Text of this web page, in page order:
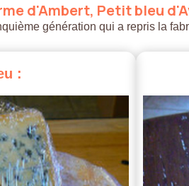
d'Ambert, Petitbleu
génération qui a repris la
: